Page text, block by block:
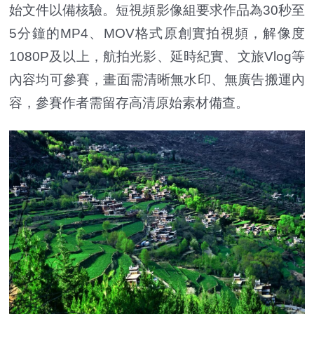
始文件以備核驗。短視頻影像組要求作品為30秒至
5分鐘的MP4、MOV格式原創實拍視頻，解像度
1080P及以上，航拍光影、延時紀實、文旅Vlog等
內容均可參賽，畫面需清晰無水印、無廣告搬運內
容，參賽作者需留存高清原始素材備查。